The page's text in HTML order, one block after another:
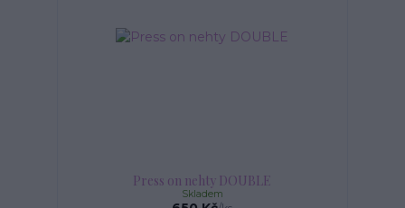
Press on nehty DOUBLE
Skladem